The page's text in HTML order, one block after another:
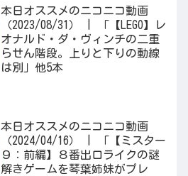
本日オススメのニコニコ動画
（2023/08/31） | 「【LEGO】レ
オナルド・ダ・ヴィンチの二重
らせん階段。上りと下りの動線
は別」他5本
本日オススメのニコニコ動画
（2024/04/16） | 「【ミスター
９：前編】８番出口ライクの謎
解きゲームを琴葉姉妹がプレ